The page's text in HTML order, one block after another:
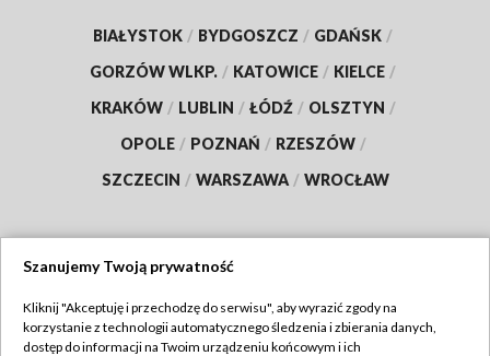
BIAŁYSTOK / BYDGOSZCZ / GDAŃSK /
GORZÓW WLKP. / KATOWICE / KIELCE /
KRAKÓW / LUBLIN / ŁÓDŹ / OLSZTYN /
OPOLE / POZNAŃ / RZESZÓW /
SZCZECIN / WARSZAWA / WROCŁAW
TVP
Szanujemy Twoją prywatność
Kliknij "Akceptuję i przechodzę do serwisu", aby wyrazić zgody na
korzystanie z technologii automatycznego śledzenia i zbierania danych,
dostęp do informacji na Twoim urządzeniu końcowym i ich